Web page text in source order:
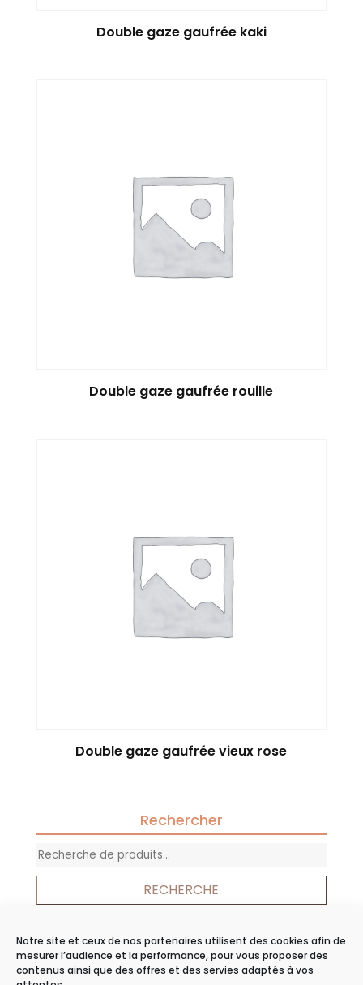
Notre site et ceux de nos partenaires utilisent des cookies afin de
mesurer l’audience et la performance, pour vous proposer des
contenus ainsi que des offres et des servies adaptés à vos
Double gaze gaufrée kaki
Double gaze gaufrée rouille
Double gaze gaufrée vieux rose
Rechercher
Recherche
pour :
RECHERCHE
Panier
Votre panier est vide.